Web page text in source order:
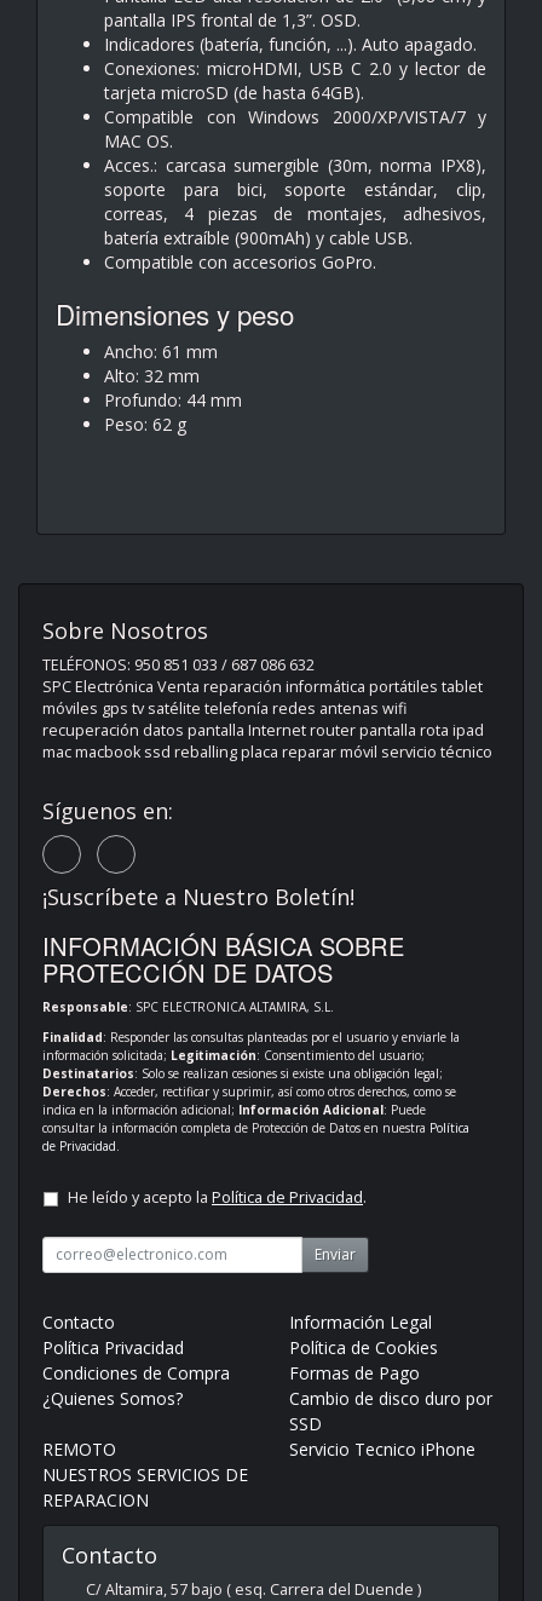
pantalla IPS frontal de 1,3”. OSD.
Indicadores (batería, función, ...). Auto apagado.
Conexiones: microHDMI, USB C 2.0 y lector de
tarjeta microSD (de hasta 64GB).
Compatible con Windows 2000/XP/VISTA/7 y
MAC OS.
Acces.: carcasa sumergible (30m, norma IPX8),
soporte para bici, soporte estándar, clip,
correas, 4 piezas de montajes, adhesivos,
batería extraíble (900mAh) y cable USB.
Compatible con accesorios GoPro.
Dimensiones y peso
Ancho: 61 mm
Alto: 32 mm
Profundo: 44 mm
Peso: 62 g
Sobre Nosotros
TELÉFONOS: 950 851 033 / 687 086 632
SPC Electrónica Venta reparación informática portátiles tablet
móviles gps tv satélite telefonía redes antenas wifi
recuperación datos pantalla Internet router pantalla rota ipad
mac macbook ssd reballing placa reparar móvil servicio técnico
Síguenos en:
¡Suscríbete a Nuestro Boletín!
INFORMACIÓN BÁSICA SOBRE
PROTECCIÓN DE DATOS
Responsable: SPC ELECTRONICA ALTAMIRA, S.L.
Finalidad: Responder las consultas planteadas por el usuario y enviarle la
información solicitada; Legitimación: Consentimiento del usuario;
Destinatarios: Solo se realizan cesiones si existe una obligación legal;
Derechos: Acceder, rectificar y suprimir, así como otros derechos, como se
indica en la información adicional; Información Adicional: Puede
consultar la información completa de Protección de Datos en nuestra Política
de Privacidad
He leído y acepto la Política de Privacidad.
Enviar
Contacto
Información Legal
Política Privacidad
Política de Cookies
Condiciones de Compra
Formas de Pago
¿Quienes Somos?
Cambio de disco duro por
SSD
REMOTO
Servicio Tecnico iPhone
NUESTROS SERVICIOS DE
REPARACION
Contacto
C/ Altamira, 57 bajo ( esq. Carrera del Duende )